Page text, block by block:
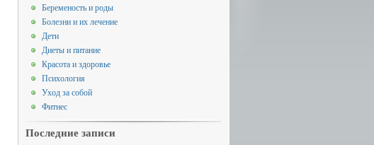
Беременость и роды
Болезни и их лечение
Дети
Диеты и питание
Красота и здоровье
Психология
Уход за собой
Фитнес
Последние записи